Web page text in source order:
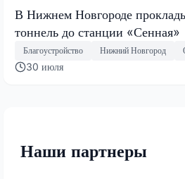
В Нижнем Новгороде
тоннель до станции «Сенная»
Благоустройство Нижний Новгород
30 июля
Наши партнеры